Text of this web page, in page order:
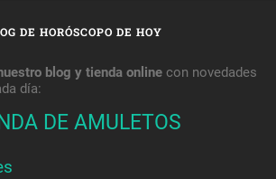
DE HORÓSCOPO DE HOY
blog y tienda onlinecon novedades
día:
DE AMULETOS